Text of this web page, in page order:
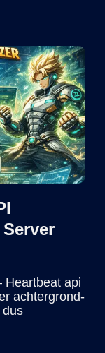
Heartbeat api
achtergrond-
dus